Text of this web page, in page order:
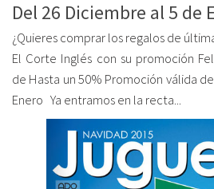
Del 26 Diciembre al 5 de
¿Quieres comprar los regalos de
El Corte Inglés con su promoción
de Hasta un 50% Promoción válida
Enero Ya entramos en la recta...